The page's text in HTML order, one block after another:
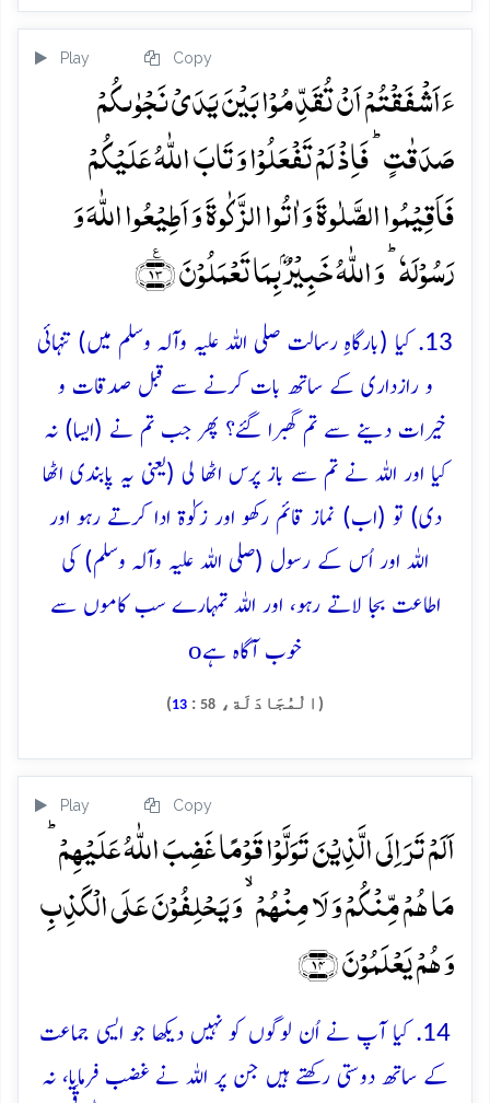
Play Copy
ءَاَشۡفَقۡتُمۡ اَنۡ تُقَدِّمُوۡا بَیۡنَ یَدَیۡ نَجۡوٰىکُمۡ
صَدَقٰتٍ ؕ فَاِذۡ لَمۡ تَفۡعَلُوۡا وَ تَابَ اللّٰہُ عَلَیۡکُمۡ
فَاَقِیۡمُوا الصَّلٰوۃَ وَ اٰتُوا الزَّکٰوۃَ وَ اَطِیۡعُوا اللّٰہَ وَ
رَسُوۡلَہٗ ؕ وَ اللّٰہُ خَبِیۡرٌۢ بِمَا تَعۡمَلُوۡنَ ﴿٪۱۳﴾
13. کیا (بارگاہِ رسالت صلی اللہ علیہ وآلہ وسلم میں) تنہائی
و رازداری کے ساتھ بات کرنے سے قبل صدقات و
خیرات دینے سے تم گھبرا گئے؟ پھر جب تم نے (ایسا) نہ
کیا اور اللہ نے تم سے باز پرس اٹھا لی (یعنی یہ پابندی اٹھا
دی) تو (اب) نماز قائم رکھو اور زکوٰۃ ادا کرتے رہو اور
اللہ اور اُس کے رسول (صلی اللہ علیہ وآلہ وسلم) کی
اطاعت بجا لاتے رہو، اور اللہ تمہارے سب کاموں سے
خوب آگاہ ہےo
(الْمُجَادَلَة، 58
:
13
)
Play Copy
اَلَمۡ تَرَ اِلَی الَّذِیۡنَ تَوَلَّوۡا قَوۡمًا غَضِبَ اللّٰہُ عَلَیۡہِمۡ ؕ
مَا ہُمۡ مِّنۡکُمۡ وَ لَا مِنۡہُمۡ ۙ وَ یَحۡلِفُوۡنَ عَلَی الۡکَذِبِ
وَ ہُمۡ یَعۡلَمُوۡنَ ﴿۱۴﴾
14. کیا آپ نے اُن لوگوں کو نہیں دیکھا جو ایسی جماعت
کے ساتھ دوستی رکھتے ہیں جن پر اللہ نے غضب فرمایا، نہ